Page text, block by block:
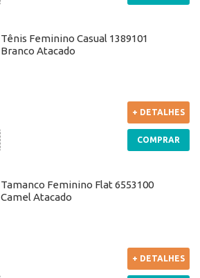
Tênis Feminino Casual 1389101
Branco Atacado
+ DETALHES
COMPRAR
Tamanco Feminino Flat 6553100
Camel Atacado
+ DETALHES